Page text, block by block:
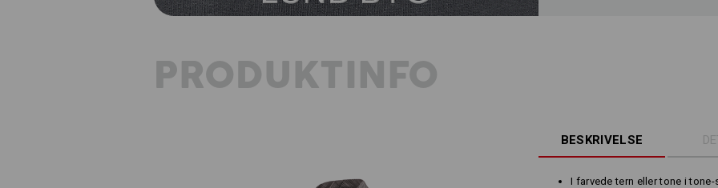
PRODUKTINFO
BESKRIVELSE
I farvede tern eller tone i